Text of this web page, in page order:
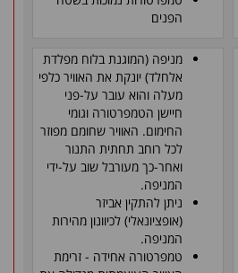
הפנים
מניפה (המוגנת בלוח מפלדת
אלחלד) יונקת את האוויר כלפי
מעלה והוא עובר על-פני
חיישן הטמפרטורה וגומי
החימום. האוויר שחומם מפוזר
לכל רוחב תחתית התנור
ואחר-כך מעורבל שוב על-ידי
המניפה.
ניתן להתקין אביזר
(אופציונאלי) לכיוונון מהירות
המניפה.
טמפרטורה אחידה - זרימת